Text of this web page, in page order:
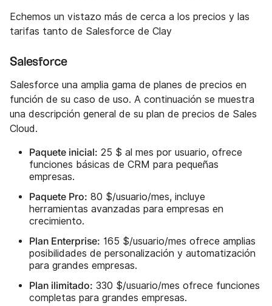
Echemos un vistazo más de cerca a los precios y las
tarifas tanto de Salesforce de Clay
Salesforce
Salesforce una amplia gama de planes de precios en
función de su caso de uso. A continuación se muestra
una descripción general de su plan de precios de Sales
Cloud.
Paquete inicial: 25 $ al mes por usuario, ofrece
funciones básicas de CRM para pequeñas
empresas.
Paquete Pro: 80 $/usuario/mes, incluye
herramientas avanzadas para empresas en
crecimiento.
Plan Enterprise: 165 $/usuario/mes ofrece amplias
posibilidades de personalización y automatización
para grandes empresas.
Plan ilimitado: 330 $/usuario/mes ofrece funciones
completas para grandes empresas.